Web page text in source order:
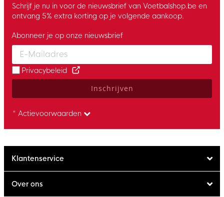
Schrijf je nu in voor de nieuwsbrief van Voetbalshop.be en
ontvang 5% extra korting op je volgende aankoop.
Enter your email and accept the privacy policy to subscribe to
Abonneer je op onze nieuwsbrief
Privacybeleid
Inschrijven
* Actievoorwaarden
Klantenservice
Over ons